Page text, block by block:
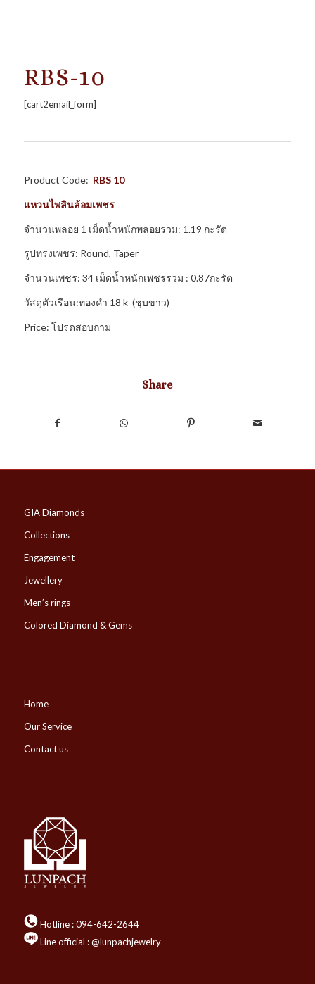
RBS-10
[cart2email_form]
Product Code: RBS 10
แหวนไพลินล้อมเพชร
จำนวนพลอย 1 เม็ดน้ำหนักพลอยรวม: 1.19 กะรัต
รูปทรงเพชร: Round, Taper
จำนวนเพชร: 34 เม็ดน้ำหนักเพชรรวม : 0.87กะรัต
วัสดุตัวเรือน:ทองคำ 18 k (ชุบขาว)
Price: โปรดสอบถาม
Share
GIA Diamonds
Collections
Engagement
Jewellery
Men’s rings
Colored Diamond & Gems
Home
Our Service
Contact us
Hotline :094-642-2644
Line official : @lunpachjewelry